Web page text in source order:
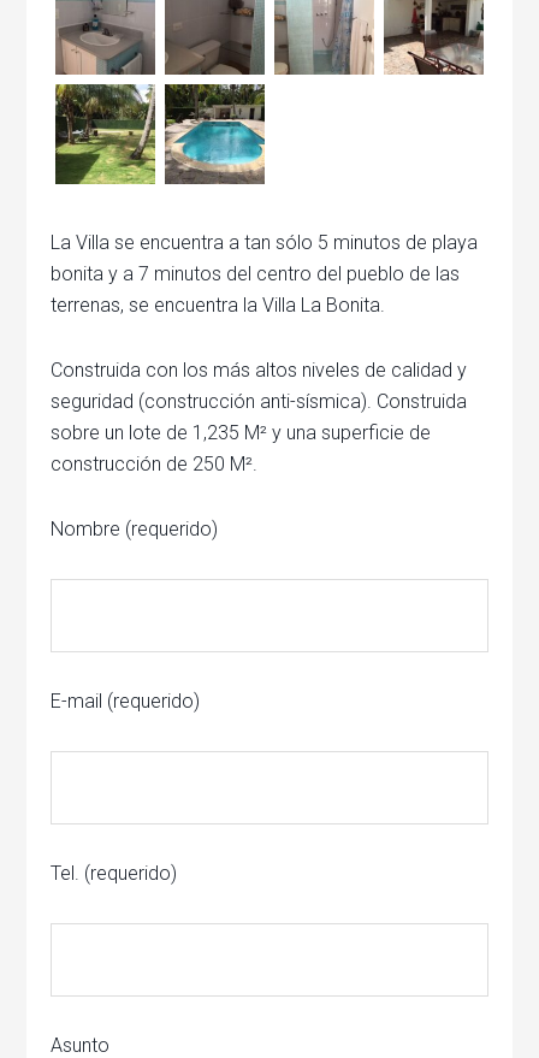
La Villa se encuentra a tan sólo 5 minutos de playa
bonita y a 7 minutos del centro del pueblo de las
terrenas, se encuentra la Villa La Bonita.
Construida con los más altos niveles de calidad y
seguridad (construcción anti-sísmica). Construida
sobre un lote de 1,235 M² y una superficie de
construcción de 250 M².
Nombre (requerido)
E-mail (requerido)
Tel. (requerido)
Asunto